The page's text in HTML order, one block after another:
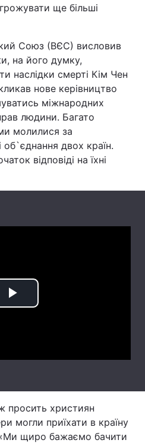
Статті
Думки
Вакансії
ще більші
Союз (ВЄС) висловив
на його думку,
наслідки смерті Кім Чен
нове керівництво
міжнародних
людини. Багато
молилися за
об`єднання двох країн.
відповіді на їхні
Play
просить християн
могли приїхати в країну
«Ми щиро бажаємо бачити